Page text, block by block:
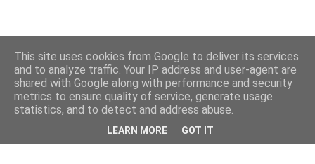
This site uses cookies from Google to deliver its services
and to analyze traffic. Your IP address and user-agent are
shared with Google along with performance and security
metrics to ensure quality of service, generate usage
statistics, and to detect and address abuse.
LEARN MORE GOT IT